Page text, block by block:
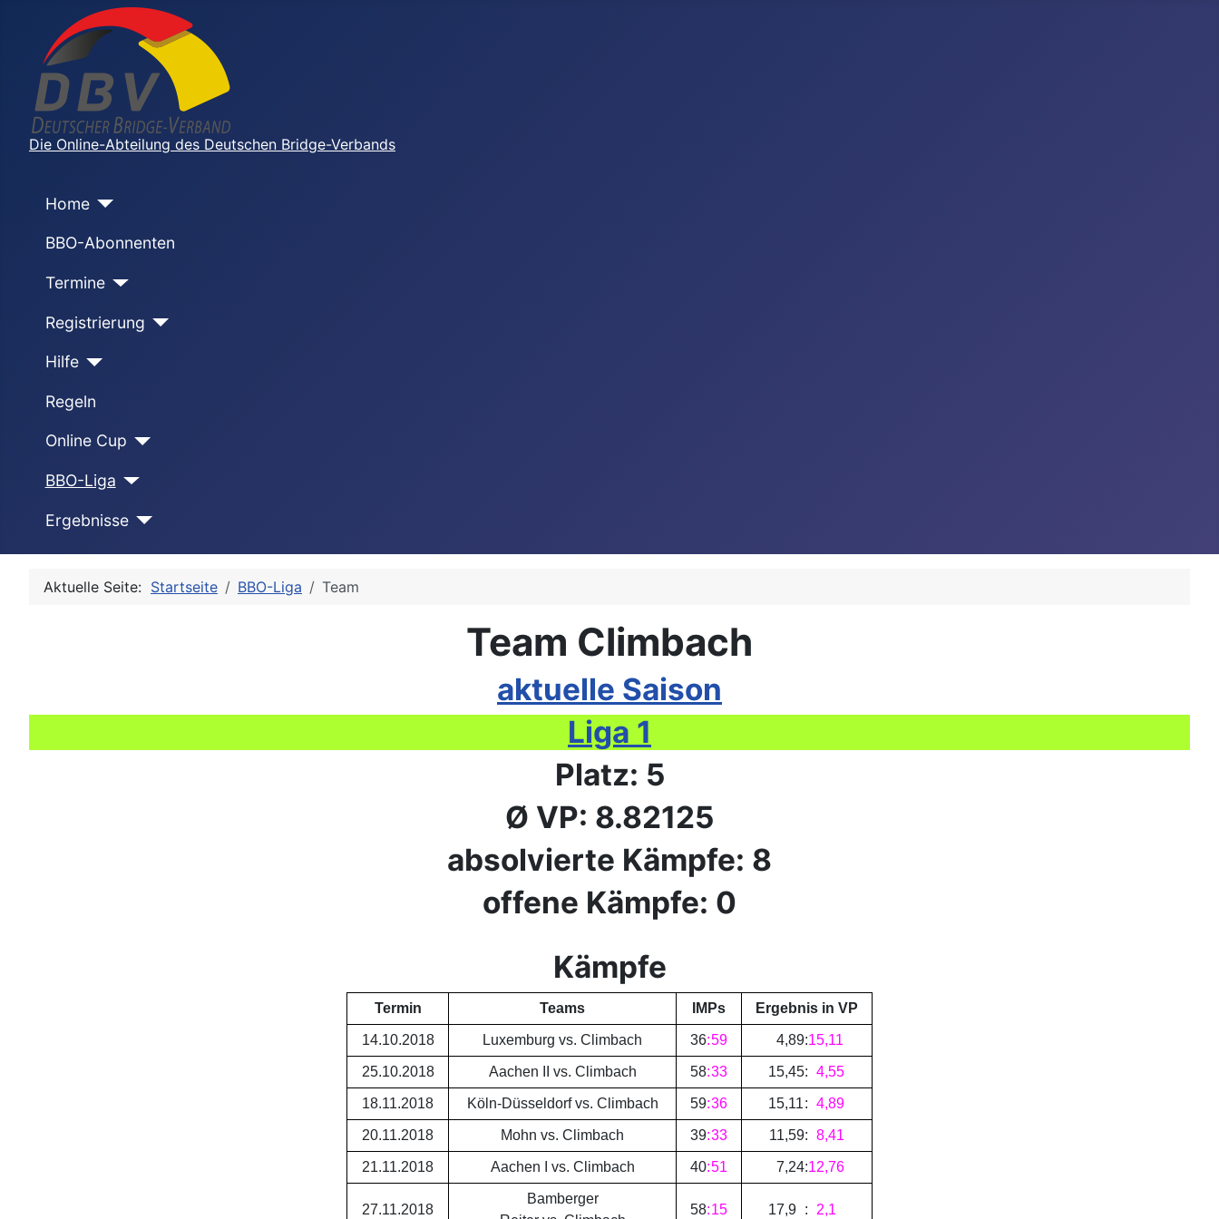
Die Online-Abteilung des Deutschen Bridge-Verbands
Home
BBO-Abonnenten
Termine
Registrierung
Hilfe
Regeln
Online Cup
BBO-Liga
Ergebnisse
Aktuelle Seite: Startseite BBO-Liga Team
Team Climbach
aktuelle Saison
Liga 1
Platz: 5
Ø VP: 8.82125
absolvierte Kämpfe: 8
offene Kämpfe: 0
Kämpfe
Termin Teams IMPs Ergebnis in VP
14.10.2018 Luxemburg vs. Climbach 36:59 4,89:15,11
25.10.2018 Aachen II vs. Climbach 58:33 15,45: 4,55
18.11.2018 Köln-Düsseldorf vs. Climbach 59:36 15,11: 4,89
20.11.2018 Mohn vs. Climbach 39:33 11,59: 8,41
21.11.2018 Aachen I vs. Climbach 40:51 7,24:12,76
27.11.2018
Bamberger
58:15 17,9 : 2,1